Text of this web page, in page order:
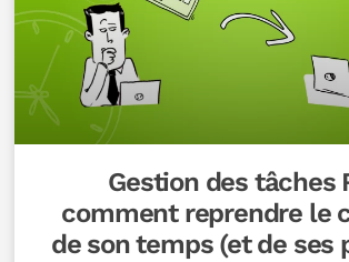
Gestion des tâches
comment reprendre le
de son temps (et de ses